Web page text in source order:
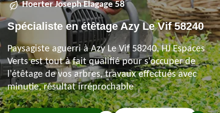
Hoerter Joseph Elagage 58
Spécialiste en étêtage Azy Le Vif 58240
Paysagiste aguerri à Azy Le Vif 58240, HJ Espaces
Verts est tout à fait qualifié pour s'occuper de
l'étêtage de vos arbres, travaux effectués avec
minutie, résultat irréprochable